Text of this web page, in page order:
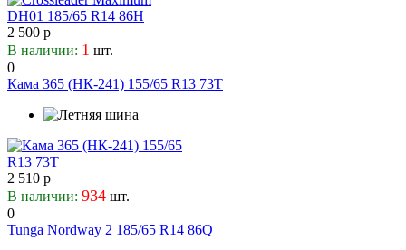
Nitto
Nokian Tyres
NorTec
Orium
Otani
Ovation
Pace
Petlas
Pirelli
Powertrac
2 500 р
В наличии: 1 шт.
0
Кама 365 (НК-241) 155/65 R13 73T
2 510 р
В наличии: 934 шт.
0
Tunga Nordway 2 185/65 R14 86Q